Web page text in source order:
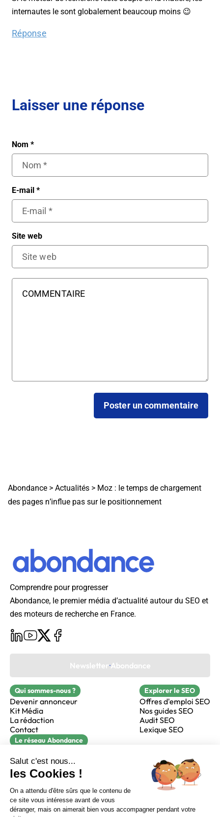
Sur LinkedIn Sur Youtube
internautes le sont globalement beaucoup moins 😉
Réponse
Laisser une réponse
Nom *
E-mail *
Site web
Abondance > Actualités > Moz : le temps de chargement
des pages n’influe pas sur le positionnement
Comprendre pour progresser
Abondance, le premier média d’actualité autour du SEO et
des moteurs de recherche en France.
Newsletter Abondance
Qui sommes-nous ?
Devenir annonceur
Kit Média
La rédaction
Contact
Explorer le SEO
Offres d'emploi SEO
Nos guides SEO
Audit SEO
Lexique SEO
Le réseau Abondance
Réacteur
alfie formation